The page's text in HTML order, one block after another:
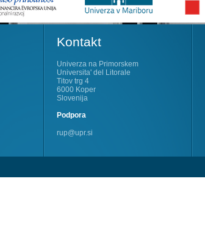
Kontakt
Univerza na Primorskem
Universita' del Litorale
Titov trg 4
6000 Koper
Slovenija
Podpora
rup@upr.si